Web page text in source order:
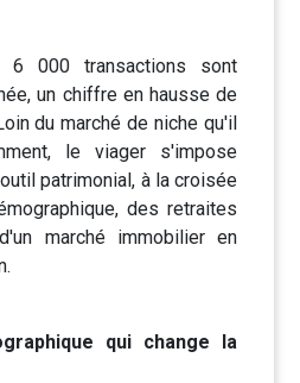
6 000 transactions sont
un chiffre en hausse de
du marché de niche qu'il
le viager s'impose
patrimonial, à la croisée
des retraites
marché immobilier en
qui change la